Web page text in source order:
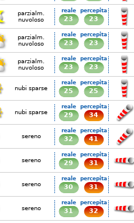
parzialm.
nuvoloso
reale
23
percepita
23
parzialm.
nuvoloso
reale
23
percepita
23
parzialm.
nuvoloso
reale
23
percepita
23
nubi sparse
reale
25
percepita
25
nubi sparse
reale
29
percepita
34
sereno
reale
32
percepita
41
sereno
reale
29
percepita
31
sereno
reale
30
percepita
31
sereno
reale
31
percepita
32